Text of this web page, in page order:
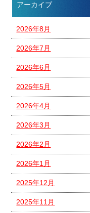
アーカイブ
2026年8月
2026年7月
2026年6月
2026年5月
2026年4月
2026年3月
2026年2月
2026年1月
2025年12月
2025年11月